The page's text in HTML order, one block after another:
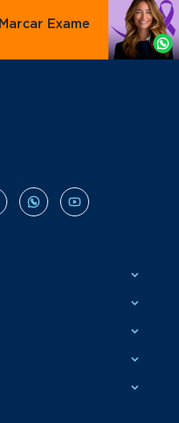
Agende
por
Whatsapp
Marcar Exame